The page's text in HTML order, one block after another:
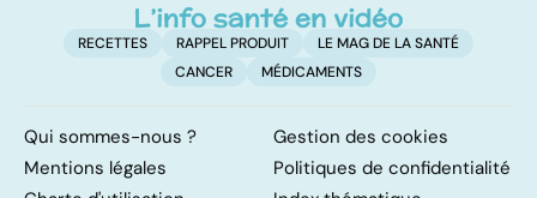
RECETTES RAPPEL PRODUIT
LE MAG DE LA SANTÉ
CANCER
MÉDICAMENTS
Qui sommes-nous ?
Gestion des cookies
Mentions légales
Politiques de confidentialité